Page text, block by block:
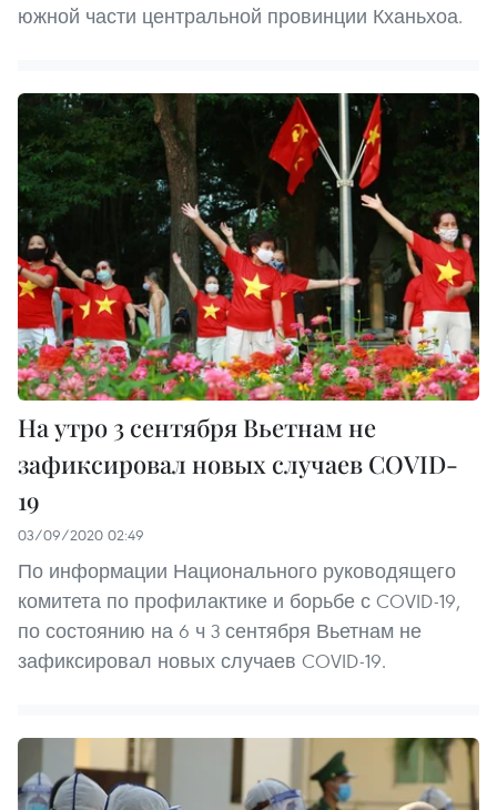
южной части центральной провинции Кханьхоа.
На утро 3 сентября Вьетнам не
зафиксировал новых случаев COVID-
19
03/09/2020 02:49
По информации Национального руководящего
комитета по профилактике и борьбе с COVID-19,
по состоянию на 6 ч 3 сентября Вьетнам не
зафиксировал новых случаев COVID-19.